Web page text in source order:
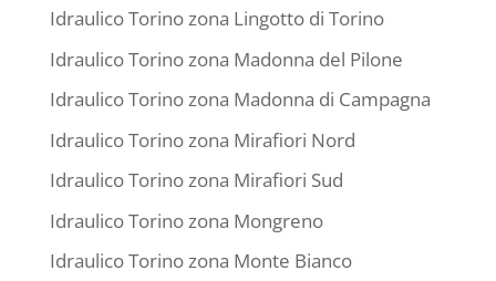
Idraulico Torino zona Lingotto di Torino
Idraulico Torino zona Madonna del Pilone
Idraulico Torino zona Madonna di Campagna
Idraulico Torino zona Mirafiori Nord
Idraulico Torino zona Mirafiori Sud
Idraulico Torino zona Mongreno
Idraulico Torino zona Monte Bianco